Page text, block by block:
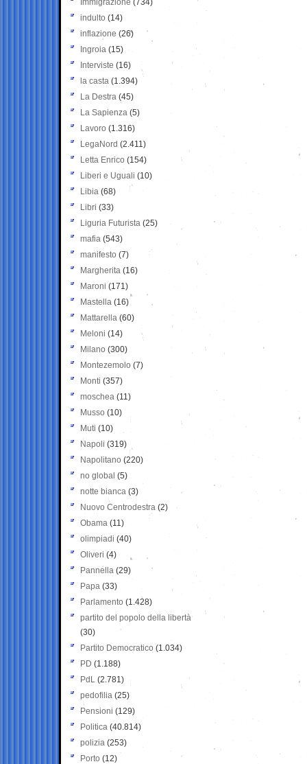
Immigrazione (734)
indulto (14)
inflazione (26)
Ingroia (15)
Interviste (16)
la casta (1.394)
La Destra (45)
La Sapienza (5)
Lavoro (1.316)
LegaNord (2.411)
Letta Enrico (154)
Liberi e Uguali (10)
Libia (68)
Libri (33)
Liguria Futurista (25)
mafia (543)
manifesto (7)
Margherita (16)
Maroni (171)
Mastella (16)
Mattarella (60)
Meloni (14)
Milano (300)
Montezemolo (7)
Monti (357)
moschea (11)
Musso (10)
Muti (10)
Napoli (319)
Napolitano (220)
no global (5)
notte bianca (3)
Nuovo Centrodestra (2)
Obama (11)
olimpiadi (40)
Oliveri (4)
Pannella (29)
Papa (33)
Parlamento (1.428)
partito del popolo della libertà
(30)
Partito Democratico (1.034)
PD (1.188)
PdL (2.781)
pedofilia (25)
Pensioni (129)
Politica (40.814)
polizia (253)
Porto (12)